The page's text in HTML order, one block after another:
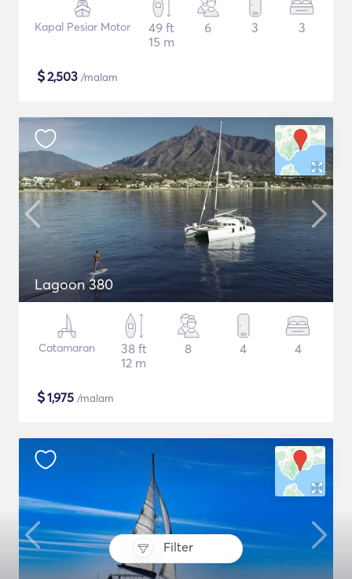
Filter
Kapal Pesiar Motor
49 ft
15 m
6 3 3
$2,503 /malam
Lagoon 380
Catamaran
38 ft
12 m
8 4 4
$1,975 /malam